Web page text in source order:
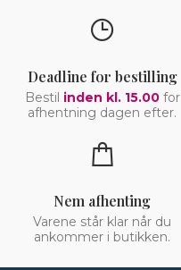
Deadline for bestilling
Bestil inden kl. 15.00for
afhentning dagen efter.
Nem afhenting
Varene står klar når du
ankommer i butikken.